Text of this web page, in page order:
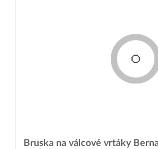
Bruska na válcové vrtáky